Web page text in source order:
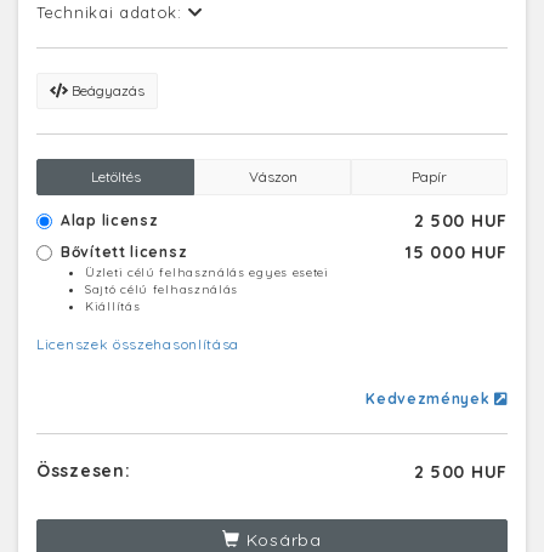
Technikai adatok:
Beágyazás
Letöltés Vászon Papír
Alap licensz 2 500 HUF
Bővített licensz 15 000 HUF
Üzleti célú felhasználás egyes esetei
Sajtó célú felhasználás
Kiállítás
Licenszek összehasonlítása
Kedvezmények
Összesen: 2 500 HUF
Kosárba